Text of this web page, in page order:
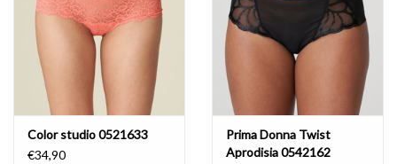
Lingerie-accessoires
Cadeaubonnen
Color studio 0521633
€34,90
Prima Donna Twist
Aprodisia 0542162